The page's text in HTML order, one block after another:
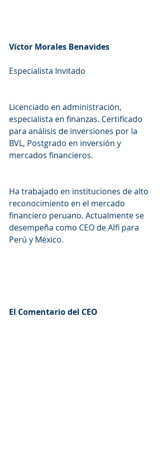
Víctor Morales Benavides
Especialista Invitado
Licenciado en administración,
especialista en finanzas. Certificado
para análisis de inversiones por la
BVL, Postgrado en inversión y
mercados financieros.
Ha trabajado en instituciones de alto
reconocimiento en el mercado
financiero peruano. Actualmente se
desempeña como CEO de Alfi para
Perú y México.
El Comentario del CEO